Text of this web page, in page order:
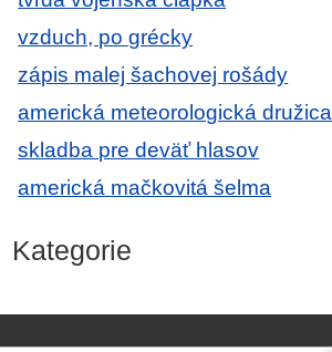
vzduch, po grécky
zápis malej šachovej rošády
americká meteorologická družica
skladba pre deväť hlasov
americká mačkovitá šelma
Kategorie